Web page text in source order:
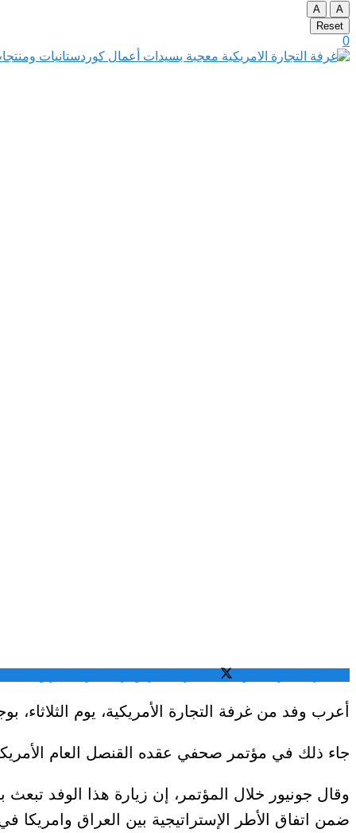
A
A
Reset
0
أعرب وفد من غرفة التجارة الأمريكية، يوم
جاء ذلك في مؤتمر صحفي عقده القنصل العام
وقال جونيور خلال المؤتمر، إن زيارة هذا الوفد تبعث
ضمن اتفاق الأطر الإستراتيجية بين العراق